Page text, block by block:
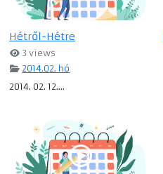
Hétről-Hétre
3 views
2014.02. hó
2014. 02. 12....